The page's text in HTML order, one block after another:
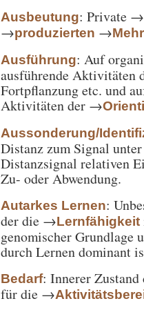
Ausbeutung: Private →
→produzierten →
Ausführung: Auf
ausführende Aktivitäten
Fortpflanzung etc. und
Aktivitäten der →
Aussonderung/
Distanz zum Signal
Distanzsignal relativen
Zu- oder Abwendung.
Autarkes Lernen:
der die →Lernfähigkeit
genomischer Grundlage
durch Lernen dominant
Bedarf: Innerer
für die →